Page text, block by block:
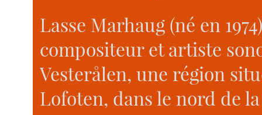
Lasse Marhaug (né en
compositeur et artiste
Vesterålen, une région
Lofoten, dans le nord de